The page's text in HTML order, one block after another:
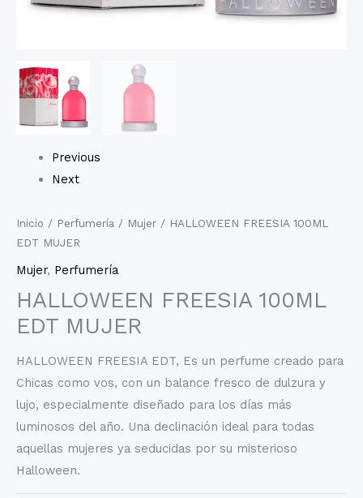
Previous
Next
Inicio / Perfumería / Mujer / HALLOWEEN FREESIA 100ML
EDT MUJER
Mujer, Perfumería
HALLOWEEN FREESIA 100ML
EDT MUJER
HALLOWEEN FREESIA EDT, Es un perfume creado para
Chicas como vos, con un balance fresco de dulzura y
lujo, especialmente diseñado para los días más
luminosos del año. Una declinación ideal para todas
aquellas mujeres ya seducidas por su misterioso
Halloween.